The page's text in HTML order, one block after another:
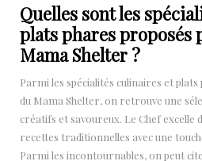
Quelles sont les
plats phares proposés
Mama Shelter ?
Parmi les spécialités culinaires et
du Mama Shelter, on retrouve une
créatifs et savoureux. Le Chef excelle
recettes traditionnelles avec une
Parmi les incontournables, on peut